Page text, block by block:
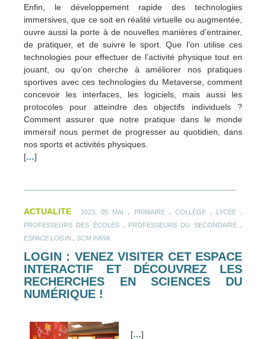
Enfin, le développement rapide des technologies
immersives, que ce soit en réalité virtuelle ou augmentée,
ouvre aussi la porte à de nouvelles manières d’entrainer,
de pratiquer, et de suivre le sport. Que l’on utilise ces
technologies pour effectuer de l’activité physique tout en
jouant, ou qu’on cherche à améliorer nos pratiques
sportives avec ces technologies du Metaverse, comment
concevoir les interfaces, les logiciels, mais aussi les
protocoles pour atteindre des objectifs individuels ?
Comment assurer que notre pratique dans le monde
immersif nous permet de progresser au quotidien, dans
nos sports et activités physiques.
[…]
ACTUALITE 2023, 05 MAI PRIMAIRE. COLLÈGE. LYCÉE.
PROFESSEURS DES ÉCOLES. PROFESSEURS DU SECONDAIRE.
ESPACE LOGIN SCM INRIA
LOGIN : VENEZ VISITER CET ESPACE
INTERACTIF ET DÉCOUVREZ LES
RECHERCHES EN SCIENCES DU
NUMÉRIQUE !
[…]